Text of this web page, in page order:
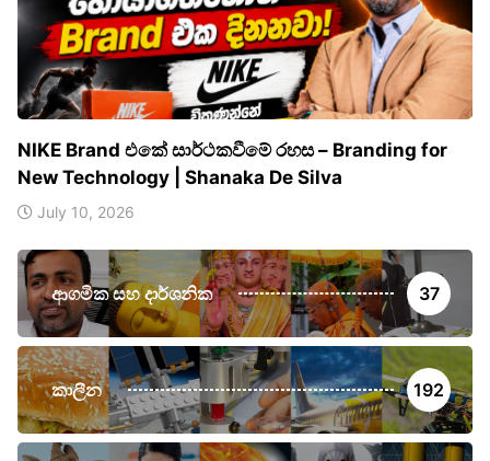
NIKE Brand එකේ සාර්ථකවීමේ රහස – Branding for
New Technology | Shanaka De Silva
July 10, 2026
ආගමික සහ දාර්ශනික 37
කාලීන 192